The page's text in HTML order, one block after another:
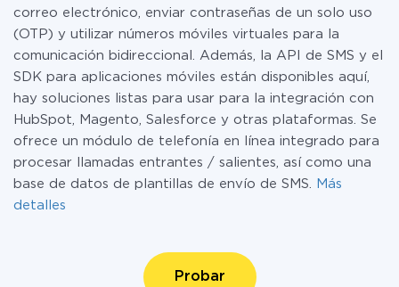
correo electrónico, enviar contraseñas de un solo uso
(OTP) y utilizar números móviles virtuales para la
comunicación bidireccional. Además, la API de SMS y el
SDK para aplicaciones móviles están disponibles aquí,
hay soluciones listas para usar para la integración con
HubSpot, Magento, Salesforce y otras plataformas. Se
ofrece un módulo de telefonía en línea integrado para
procesar llamadas entrantes / salientes, así como una
base de datos de plantillas de envío de SMS.
Más
detalles
Probar